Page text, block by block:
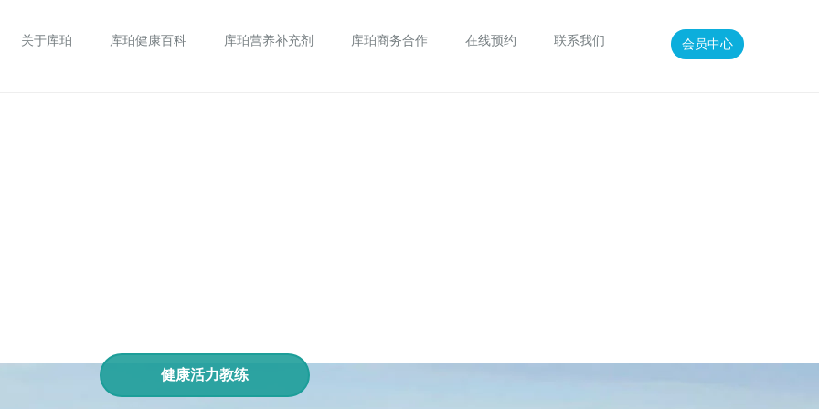
关于库珀 库珀健康百科 库珀营养补充剂 库珀商务合作 在线预约 联系我们 会员中心
健康活力教练